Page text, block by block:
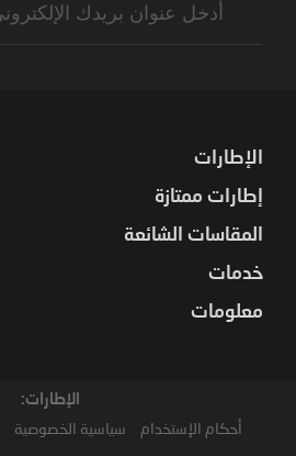
الإطارات
إطارات ممتازة
المقاسات الشائعة
خدمات
معلومات
الإطارات:
أحكام الإستخدام سياسية الخصوصية